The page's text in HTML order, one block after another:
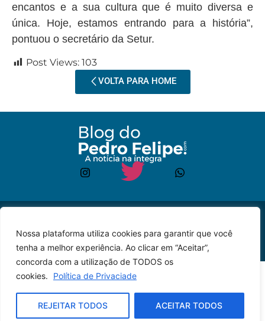
Nossa plataforma utiliza cookies para garantir que você
tenha a melhor experiência. Ao clicar em “Aceitar”,
concorda com a utilização de TODOS os
cookies.
Política de Privaciade
REJEITAR TODOS ACEITAR TODOS
encantos e a sua cultura que é muito diversa e
única. Hoje, estamos entrando para a história”,
pontuou o secretário da Setur.
Post Views: 103
VOLTA PARA HOME
direitos reservados.
Lyra